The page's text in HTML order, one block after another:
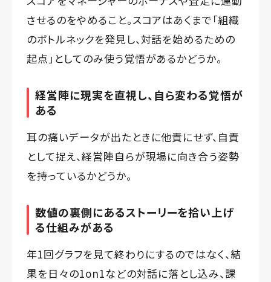
させるのをやめること。スコアはあくまで「組織
のボトルネックを発見し、対話を始めるための
起点」としてのみ使う覚悟があるかどうか。
経営陣に現実を直視し、自ら変わる覚悟が
ある
耳の痛いデータが出たときに他責にせず、自責
として捉え、経営陣自らが現場に向き合う姿勢
を持っているかどうか。
数値の裏側にあるストーリーを拾い上げ
る仕組みがある
年1回グラフを見て終わりにするのではなく、結
果を日々の1on1などの対話に落とし込み、課